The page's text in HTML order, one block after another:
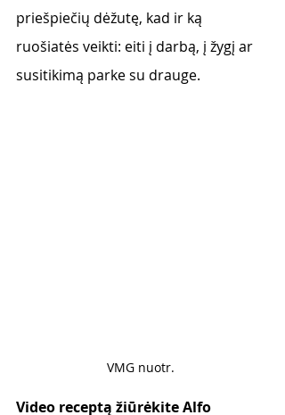
priešpiečių dėžutę, kad ir ką
ruošiatės veikti: eiti į darbą, į žygį ar
susitikimą parke su drauge.
VMG nuotr.
Video receptą žiūrėkite Alfo